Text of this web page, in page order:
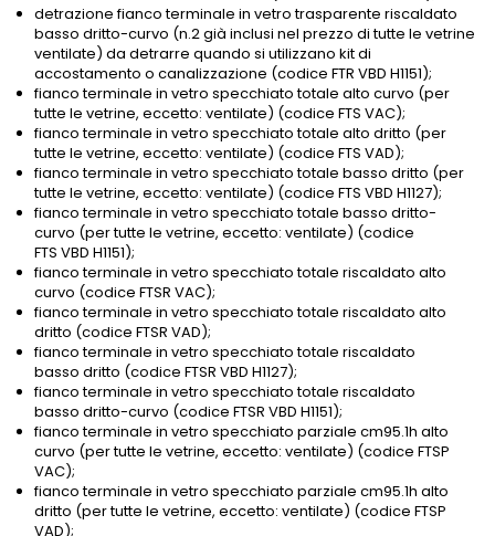
detrazione fianco terminale in vetro trasparente riscaldato
basso dritto-curvo (n.2 già inclusi nel prezzo di tutte le vetrine
ventilate) da detrarre quando si utilizzano kit di
accostamento o canalizzazione (codice FTR VBD H1151);
fianco terminale in vetro specchiato totale alto curvo (per
tutte le vetrine, eccetto: ventilate) (codice FTS VAC);
fianco terminale in vetro specchiato totale alto dritto (per
tutte le vetrine, eccetto: ventilate) (codice FTS VAD);
fianco terminale in vetro specchiato totale basso dritto (per
tutte le vetrine, eccetto: ventilate) (codice FTS VBD H1127);
fianco terminale in vetro specchiato totale basso dritto-
curvo (per tutte le vetrine, eccetto: ventilate) (codice
FTS VBD H1151);
fianco terminale in vetro specchiato totale riscaldato alto
curvo (codice FTSR VAC);
fianco terminale in vetro specchiato totale riscaldato alto
dritto (codice FTSR VAD);
fianco terminale in vetro specchiato totale riscaldato
basso dritto (codice FTSR VBD H1127);
fianco terminale in vetro specchiato totale riscaldato
basso dritto-curvo (codice FTSR VBD H1151);
fianco terminale in vetro specchiato parziale cm95.1h alto
curvo (per tutte le vetrine, eccetto: ventilate) (codice FTSP
VAC);
fianco terminale in vetro specchiato parziale cm95.1h alto
dritto (per tutte le vetrine, eccetto: ventilate) (codice FTSP
VAD);